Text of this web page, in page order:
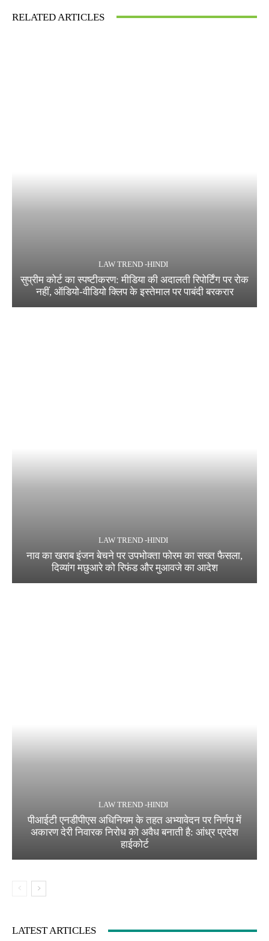
RELATED ARTICLES
LAW TREND -HINDI
सुप्रीम कोर्ट का स्पष्टीकरण: मीडिया की अदालती रिपोर्टिंग पर रोक
नहीं, ऑडियो-वीडियो क्लिप के इस्तेमाल पर पाबंदी बरकरार
LAW TREND -HINDI
नाव का खराब इंजन बेचने पर उपभोक्ता फोरम का सख्त फैसला,
दिव्यांग मछुआरे को रिफंड और मुआवजे का आदेश
LAW TREND -HINDI
पीआईटी एनडीपीएस अधिनियम के तहत अभ्यावेदन पर निर्णय में
अकारण देरी निवारक निरोध को अवैध बनाती है: आंध्र प्रदेश
हाईकोर्ट
LATEST ARTICLES